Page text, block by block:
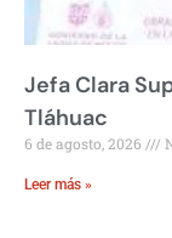
Jefa Clara
Tláhuac
6 de agosto, 2026
Leer más »